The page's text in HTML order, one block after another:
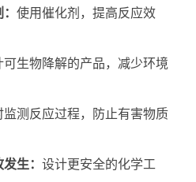
使用催化剂，提高反应效
可生物降解的产品，减少环境
监测反应过程，防止有害物质
生： 设计更安全的化学工